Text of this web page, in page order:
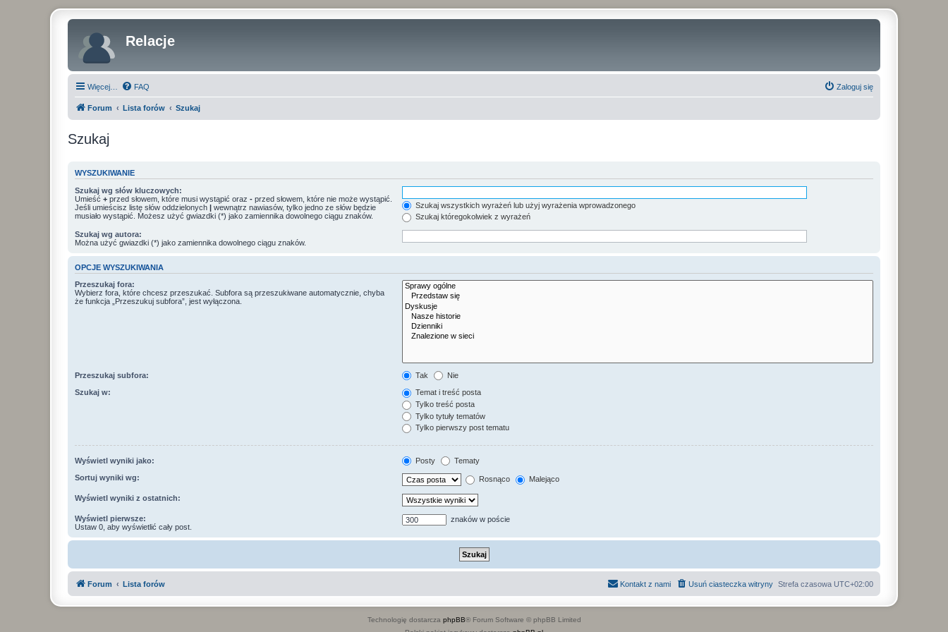
Relacje
Więcej… FAQ Zaloguj się
Forum Lista forów Szukaj
Szukaj
WYSZUKIWANIE
Szukaj wg słów kluczowych:
Umieść + przed słowem, które musi wystąpić oraz - przed słowem, które nie może wystąpić.
Jeśli umieścisz listę słów oddzielonych | wewnątrz nawiasów, tylko jedno ze słów będzie
musiało wystąpić. Możesz użyć gwiazdki (*) jako zamiennika dowolnego ciągu znaków.
Szukaj wszystkich wyrażeń lub użyj wyrażenia wprowadzonego
Szukaj któregokolwiek z wyrażeń
Szukaj wg autora:
Można użyć gwiazdki (*) jako zamiennika dowolnego ciągu znaków.
OPCJE WYSZUKIWANIA
Przeszukaj fora:
Wybierz fora, które chcesz przeszukać. Subfora są przeszukiwane automatycznie, chyba
że funkcja „Przeszukuj subfora”, jest wyłączona.
Przeszukaj subfora: Tak Nie
Szukaj w:
Temat i treść posta
Tylko treść posta
Tylko tytuły tematów
Tylko pierwszy post tematu
Wyświetl wyniki jako: Posty Tematy
Sortuj wyniki wg: Rosnąco Malejąco
Wyświetl wyniki z ostatnich:
Wyświetl pierwsze:
Ustaw 0, aby wyświetlić cały post.
znaków w poście
Forum Lista forów Strefa czasowa UTC+02:00
Usuń ciasteczka witryny
Kontakt z nami
Technologię dostarcza phpBB® Forum Software © phpBB Limited